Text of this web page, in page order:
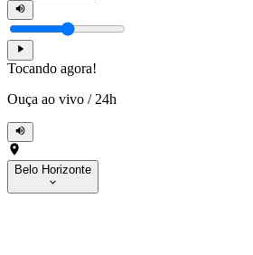
Tocando agora!
Ouça ao vivo / 24h
Belo Horizonte